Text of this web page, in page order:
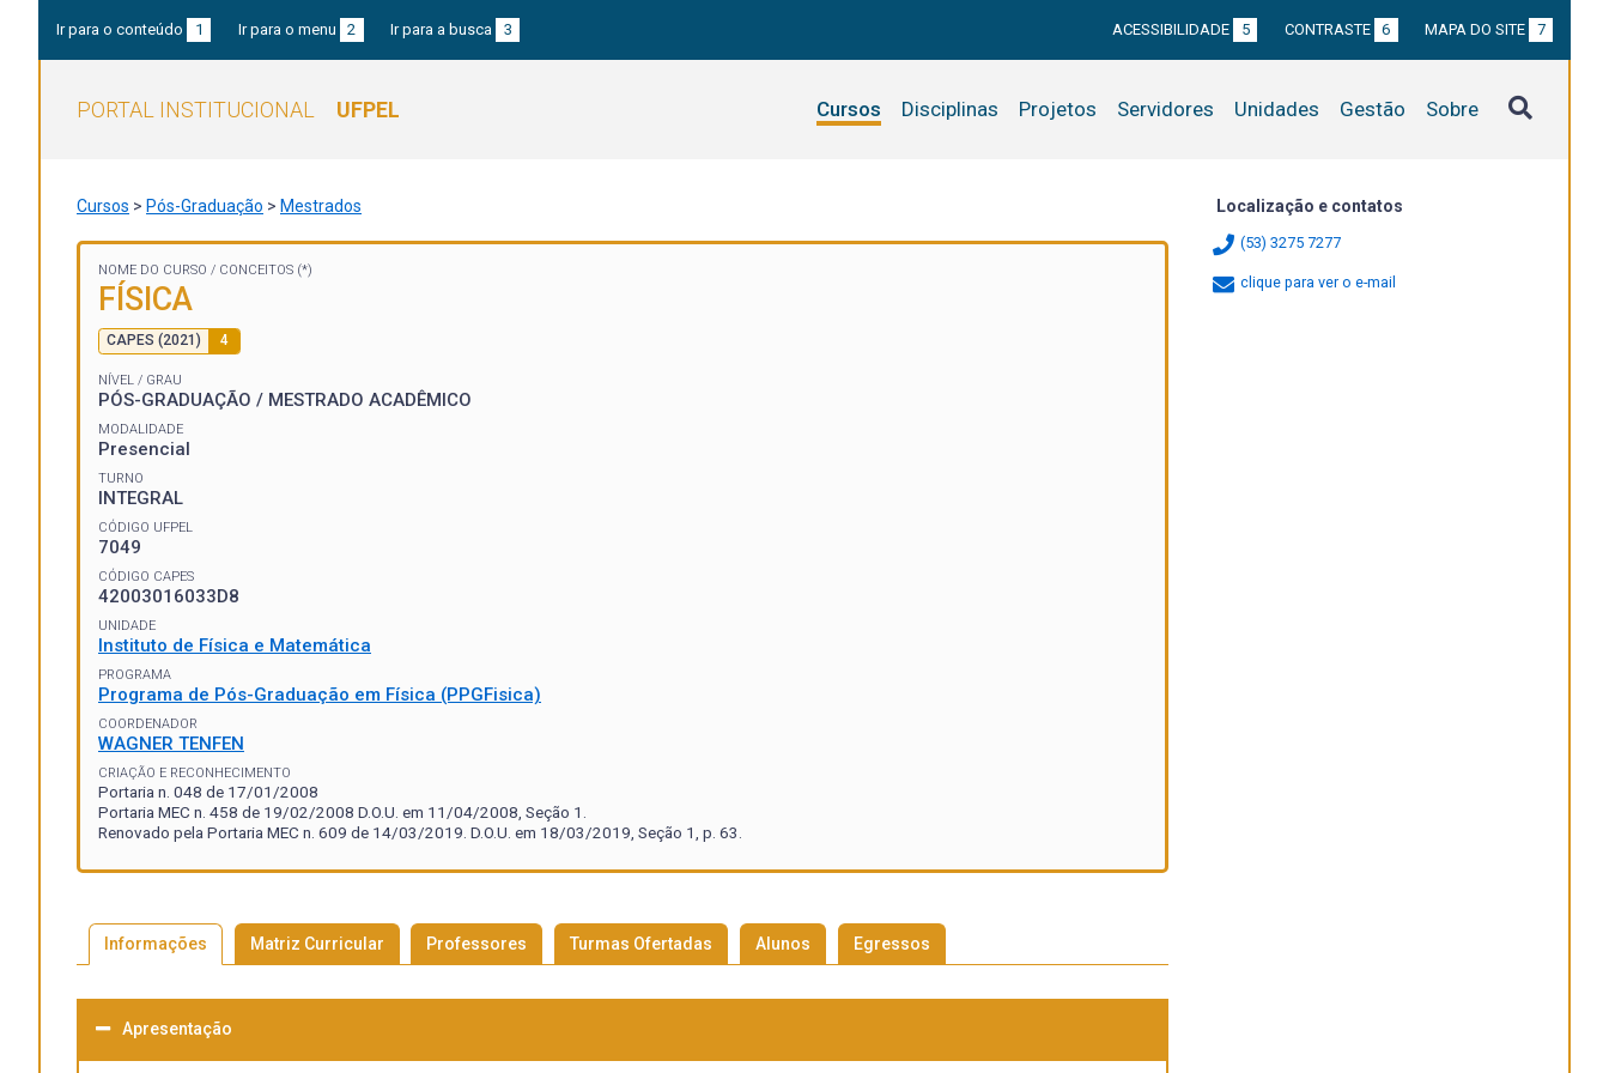
Ir para o conteúdo 1 Ir para o menu 2 Ir para a busca 3 ACESSIBILIDADE 5 CONTRASTE 6 MAPA DO SITE 7
PORTAL INSTITUCIONAL UFPEL Cursos Disciplinas Projetos Servidores Unidades Gestão Sobre
Cursos > Pós-Graduação > Mestrados
NOME DO CURSO / CONCEITOS (*)
FÍSICA
CAPES (2021) 4
NÍVEL / GRAU
PÓS-GRADUAÇÃO / MESTRADO ACADÊMICO
MODALIDADE
Presencial
TURNO
INTEGRAL
CÓDIGO UFPEL
7049
CÓDIGO CAPES
42003016033D8
UNIDADE
Instituto de Física e Matemática
PROGRAMA
Programa de Pós-Graduação em Física (PPGFisica)
COORDENADOR
WAGNER TENFEN
CRIAÇÃO E RECONHECIMENTO
Portaria n. 048 de 17/01/2008
Portaria MEC n. 458 de 19/02/2008 D.O.U. em 11/04/2008, Seção 1.
Renovado pela Portaria MEC n. 609 de 14/03/2019. D.O.U. em 18/03/2019, Seção 1, p. 63.
Informações Matriz Curricular Professores Turmas Ofertadas Alunos Egressos
Apresentação
Localização e contatos
(53) 3275 7277
clique para ver o e-mail